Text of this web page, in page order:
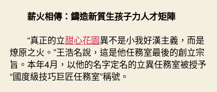
薪火相傳：鑄造新質生孩子力人才矩陣
“真正的立甜心花園異不是小我好漢主義，而是
燎原之火。”王浩名說，這是他任務室最後的創立宗
旨。本年4月，以他的名字定名的立異任務室被授予
“國度級技巧巨匠任務室”稱號。